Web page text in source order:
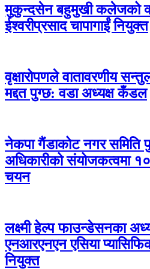
मुकुन्दसेन बहुमुखी कलेजको
ईश्वरीप्रसाद चापागाईं नियुक्त
वृक्षारोपणले वातावरणीय
मद्दत पुग्छ: वडा अध्यक्ष कँडल
नेकपा गैंडाकोट नगर समिति
अधिकारीको संयोजकत्वमा
चयन
लक्ष्मी हेल्प फाउन्डेसनका
एनआरएनएन एसिया
नियुक्त